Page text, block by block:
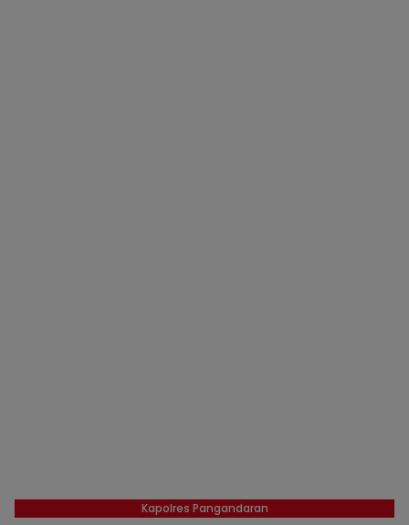
Kapolres Pangandaran